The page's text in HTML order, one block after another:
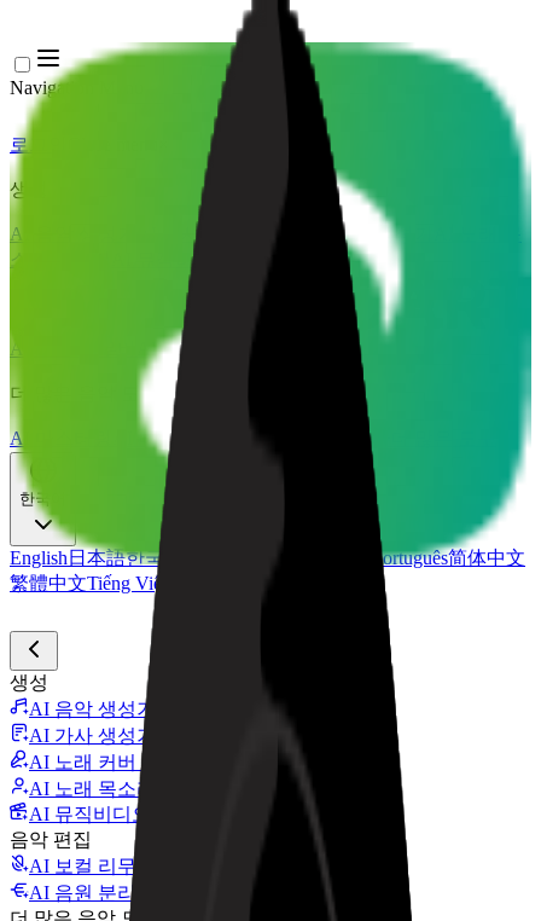
Navigation Menu
로그인
생성
AI 음악 생성기 AI 가사 생성기 AI 노래 커버 생성기
소리 생성기
AI 뮤직비디오
AI 보컬 리무버 AI 음원 분리
더 많은 음악 도구
AI 마스터링 AI 미디 시퀀서 AI 악보 미디 변환
한국어
English 日本語한국어 Português简体中文
繁體中文Tiếng Việt
생성
AI 음악 생성기
AI 가사 생성기
AI 노래 커버 생성기
AI 노래 목소리 생성기
AI 뮤직비디오
음악 편집
AI 보컬 리무버
AI 음원 분리